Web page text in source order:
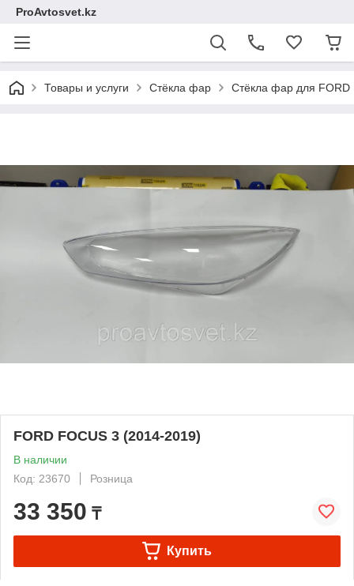
ProAvtosvet.kz
Товары и услуги Стёкла фар Стёкла фар для FORD
FORD FOCUS 3 (2014-2019)
В наличии
Код: 23670
Розница
33 350 ₸
Купить